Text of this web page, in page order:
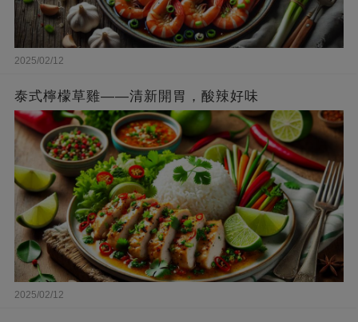
2025/02/12
泰式檸檬草雞——清新開胃，酸辣好味
2025/02/12